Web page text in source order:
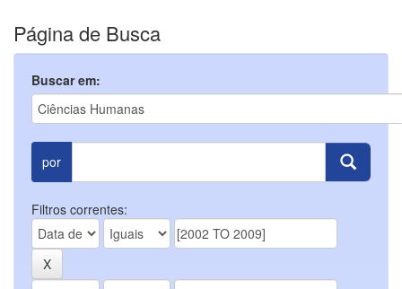
Página de Busca
Buscar em:
por
Filtros correntes: